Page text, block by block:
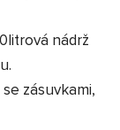
nádrž
zásuvkami,